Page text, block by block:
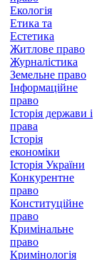
Екологія
Етика та
Естетика
Житлове право
Журналістика
Земельне право
Інформаційне
право
Історія держави і
права
Історія
економіки
Історія України
Конкурентне
право
Конституційне
право
Кримінальне
право
Кримінологія